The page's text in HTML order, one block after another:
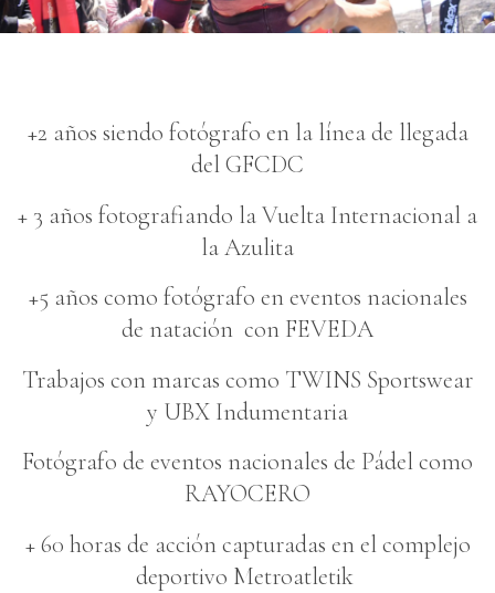
+2 años siendo fotógrafo en la línea de llegada
del GFCDC
+ 3 años fotografiando la Vuelta Internacional a
la Azulita
+5 años como fotógrafo en eventos nacionales
de natación con FEVEDA
Trabajos con marcas como TWINS Sportswear
y UBX Indumentaria
Fotógrafo de eventos nacionales de Pádel como
RAYOCERO
+ 60 horas de acción capturadas en el complejo
deportivo Metroatletik